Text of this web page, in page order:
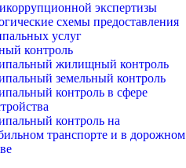
экспертизы
схемы предоставления
услуг
контроль
жилищный контроль
земельный контроль
контроль в сфере
контроль на
транспорте и в дорожном